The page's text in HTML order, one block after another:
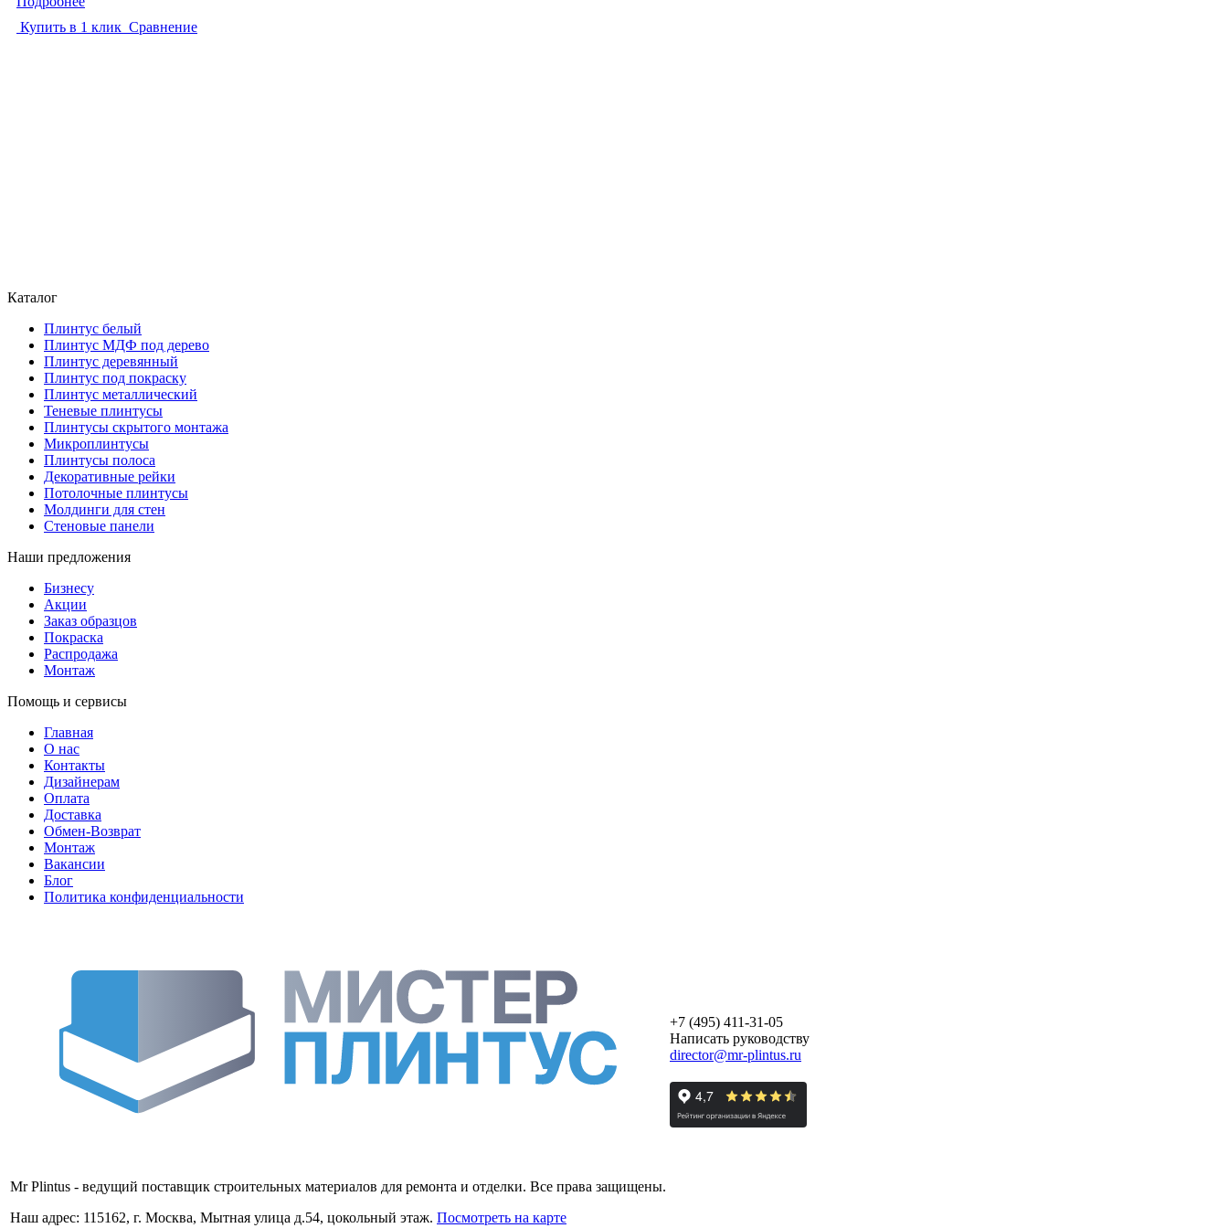
Купить в 1 клик Сравнение
Каталог
Плинтус белый
Плинтус МДФ под дерево
Плинтус деревянный
Плинтус под покраску
Плинтус металлический
Теневые плинтусы
Плинтусы скрытого монтажа
Микроплинтусы
Плинтусы полоса
Декоративные рейки
Потолочные плинтусы
Молдинги для стен
Стеновые панели
Наши предложения
Бизнесу
Акции
Заказ образцов
Покраска
Распродажа
Монтаж
Помощь и сервисы
Главная
О нас
Контакты
Дизайнерам
Оплата
Доставка
Обмен-Возврат
Монтаж
Вакансии
Блог
Политика конфиденциальности
Mr Plintus - ведущий поставщик строительных материалов для ремонта и отделки. Все права защищены.
Наш адрес: 115162, г. Москва, Мытная улица д.54, цокольный этаж. Посмотреть на карте
+7 (495) 411-31-05
Написать руководству
director@mr-plintus.ru